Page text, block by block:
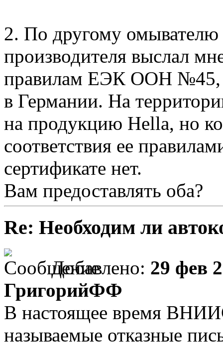
2. По другому омывателю
производителя выслал
правилам ЕЭК ООН №45,
в Германии. На
на продукцию Hella, но
соответствия ее
сертификате нет.
Вам предоставлять оба?
Re: Необходим ли
Добавлено: 29 фев
ГригорийФФ
В настоящее время
называемые отказные